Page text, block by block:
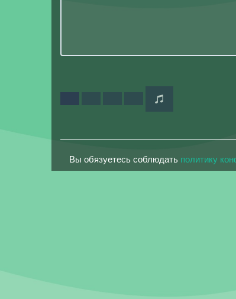
Вы обязуетесь соблюдать политику